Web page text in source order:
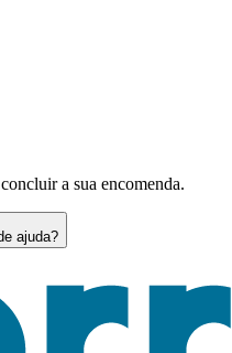
a sua encomenda.
ajuda?